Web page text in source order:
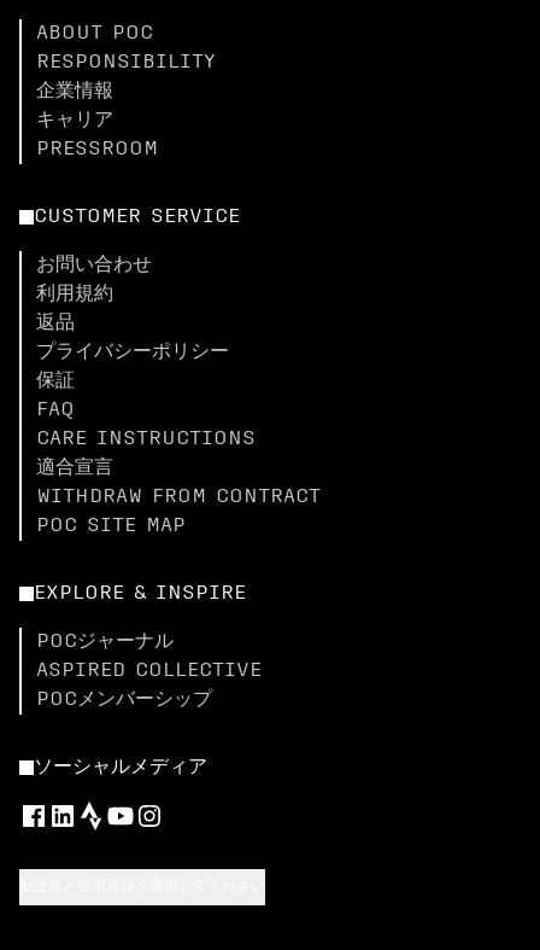
ABOUT POC
RESPONSIBILITY
企業情報
キャリア
PRESSROOM
CUSTOMER SERVICE
お問い合わせ
利用規約
返品
プライバシーポリシー
保証
FAQ
CARE INSTRUCTIONS
適合宣言
WITHDRAW FROM CONTRACT
POC SITE MAP
EXPLORE & INSPIRE
POCジャーナル
ASPIRED COLLECTIVE
POCメンバーシップ
ソーシャルメディア